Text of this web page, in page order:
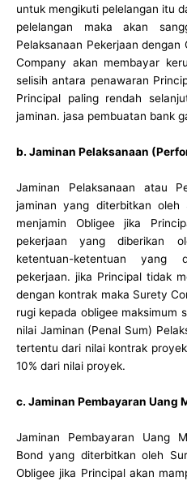
untuk mengikuti pelelangan itu
pelelangan maka akan
Pelaksanaan Pekerjaan
Company akan membayar
selisih antara penawaran
Principal paling rendah
jaminan. jasa pembuatan bank
b. Jaminan Pelaksanaan
Jaminan Pelaksanaan atau
jaminan yang diterbitkan
menjamin Obligee jika
pekerjaan yang diberikan
ketentuan-ketentuan yang
pekerjaan. jika Principal tidak
dengan kontrak maka Surety
rugi kepada obligee maksimum
nilai Jaminan (Penal Sum)
tertentu dari nilai kontrak
10% dari nilai proyek.
c. Jaminan Pembayaran Uang
Jaminan Pembayaran Uang
Bond yang diterbitkan oleh
Obligee jika Principal akan